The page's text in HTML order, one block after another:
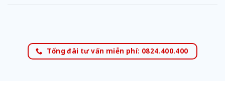
Tổng đài tư vấn miễn phí: 0824.400.400